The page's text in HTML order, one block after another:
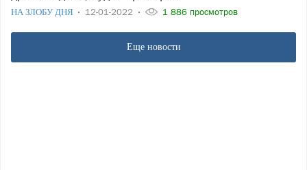
НА ЗЛОБУ ДНЯ 12-01-2022 1 886 просмотров
Еще новости